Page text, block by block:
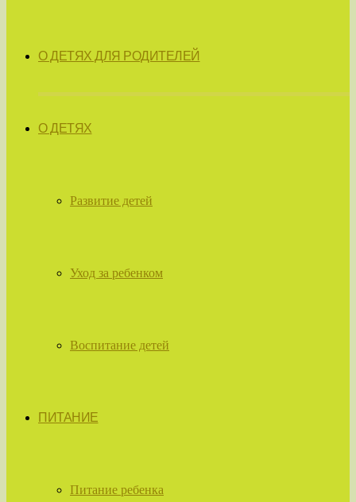
О ДЕТЯХ ДЛЯ РОДИТЕЛЕЙ
О ДЕТЯХ
Развитие детей
Уход за ребенком
Воспитание детей
ПИТАНИЕ
Питание ребенка